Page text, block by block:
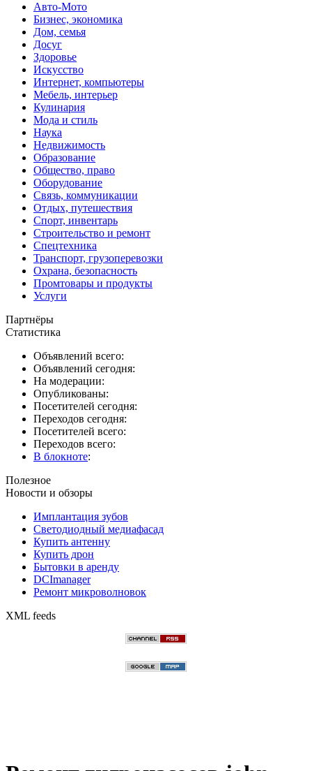
Авто-Мото
Бизнес, экономика
Дом, семья
Досуг
Здоровье
Искусство
Интернет, компьютеры
Мебель, интерьер
Кулинария
Мода и стиль
Наука
Недвижимость
Образование
Общество, право
Оборудование
Связь, коммуникации
Отдых, путешествия
Спорт, инвентарь
Строительство и ремонт
Спецтехника
Транспорт, грузоперевозки
Охрана, безопасность
Промтовары и продукты
Услуги
Партнёры
Статистика
Объявлений всего:
Объявлений сегодня:
На модерации:
Опубликованы:
Посетителей сегодня:
Переходов сегодня:
Посетителей всего:
Переходов всего:
В блокноте:
Полезное
Новости и обзоры
Имплантация зубов
Светодиодный медиафасад
Купить антенну
Купить дрон
Бытовки в аренду
DCImanager
Ремонт микроволновок
XML feeds